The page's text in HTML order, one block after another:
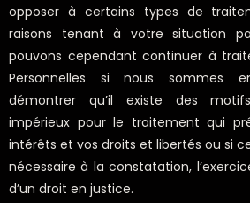
opposer à certains types de
raisons tenant à votre situation
pouvons cependant continuer à
Personnelles si nous sommes
démontrer qu’il existe des
impérieux pour le traitement qui
intérêts et vos droits et libertés ou si
nécessaire à la constatation,
d’un droit en justice.